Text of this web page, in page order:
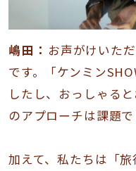
嶋田： お声がけいた
です。「ケンミン
したし、おっしゃる
のアプローチは課題で
加えて、私たちは「